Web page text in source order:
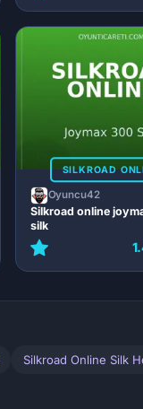
SILKROAD
Oyuncu42
Silkroad online
silk
Silkroad Online Silk